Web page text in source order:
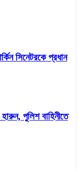
সিনেটরকে প্রধান
পুলিশ বাহিনীতে